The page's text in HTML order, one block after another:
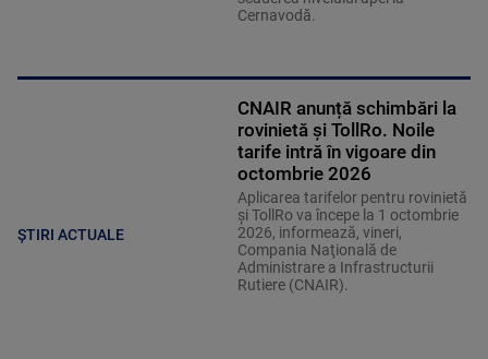
Cernavodă.
ȘTIRI ACTUALE
CNAIR anunță schimbări la
rovinietă și TollRo. Noile
tarife intră în vigoare din
octombrie 2026
Aplicarea tarifelor pentru rovinietă
şi TollRo va începe la 1 octombrie
2026, informează, vineri,
Compania Naţională de
Administrare a Infrastructurii
Rutiere (CNAIR).